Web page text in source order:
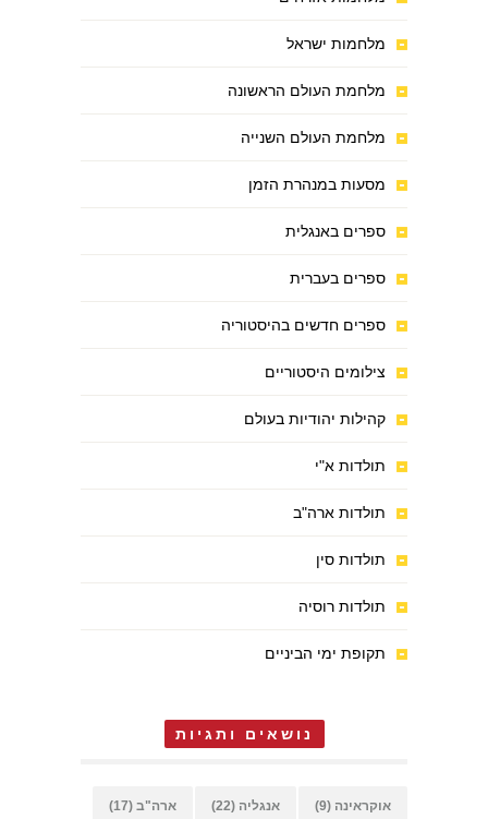
מלחמות ישראל
מלחמת העולם הראשונה
מלחמת העולם השנייה
מסעות במנהרת הזמן
ספרים באנגלית
ספרים בעברית
ספרים חדשים בהיסטוריה
צילומים היסטוריים
קהילות יהודיות בעולם
תולדות א"י
תולדות ארה"ב
תולדות סין
תולדות רוסיה
תקופת ימי הביניים
נושאים ותגיות
אוקראינה (9) אנגליה (22) ארה"ב (17)